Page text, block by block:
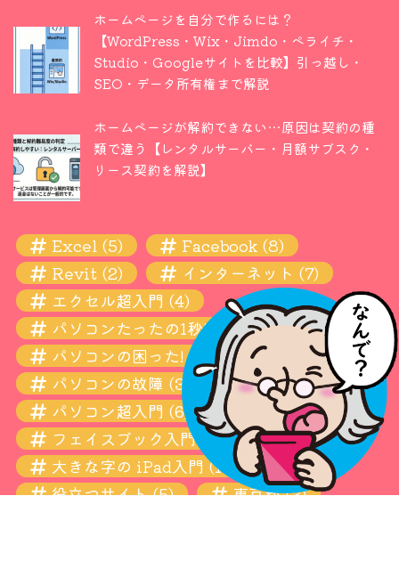
ホームページを自分で作るには？
【WordPress・Wix・Jimdo・ペライチ・
Studio・Googleサイトを比較】引っ越し・
SEO・データ所有権まで解説
ホームページが解約できない…原因は契約の種
類で違う【レンタルサーバー・月額サブスク・
リース契約を解説】
Excel (5) Facebook (8)
Revit (2) インターネット (7)
エクセル超入門 (4)
パソコンたったの1秒! 瞬間ワザ
(11)
パソコンの困った! お悩み解決超入門(13)
パソコンの故障 (3)
パソコン超入門 (6)
フェイスブック入門 (4)
大きな字の iPad入門 (10)
役立つサイト(5) 東京都(3)